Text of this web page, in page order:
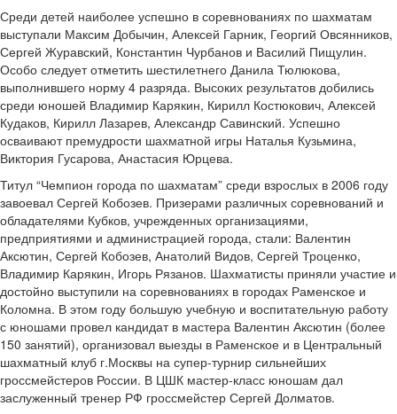
Среди детей наиболее успешно в соревнованиях по шахматам
выступали Максим Добычин, Алексей Гарник, Георгий Овсянников,
Сергей Журавский, Константин Чурбанов и Василий Пищулин.
Особо следует отметить шестилетнего Данила Тюлюкова,
выполнившего норму 4 разряда. Высоких результатов добились
среди юношей Владимир Карякин, Кирилл Костюкович, Алексей
Кудаков, Кирилл Лазарев, Александр Савинский. Успешно
осваивают премудрости шахматной игры Наталья Кузьмина,
Виктория Гусарова, Анастасия Юрцева.
Титул “Чемпион города по шахматам” среди взрослых в 2006 году
завоевал Сергей Кобозев. Призерами различных соревнований и
обладателями Кубков, учрежденных организациями,
предприятиями и администрацией города, стали: Валентин
Аксютин, Сергей Кобозев, Анатолий Видов, Сергей Троценко,
Владимир Карякин, Игорь Рязанов. Шахматисты приняли участие и
достойно выступили на соревнованиях в городах Раменское и
Коломна. В этом году большую учебную и воспитательную работу
с юношами провел кандидат в мастера Валентин Аксютин (более
150 занятий), организовал выезды в Раменское и в Центральный
шахматный клуб г.Москвы на супер-турнир сильнейших
гроссмейстеров России. В ЦШК мастер-класс юношам дал
заслуженный тренер РФ гроссмейстер Сергей Долматов.